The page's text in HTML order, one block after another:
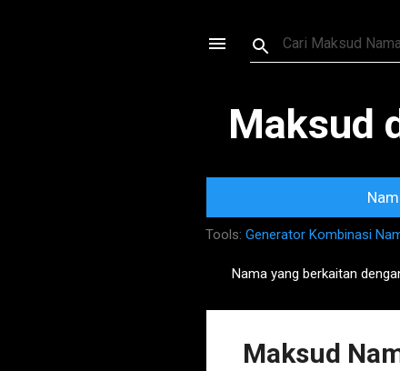
Maksud
Tools: Generator Kombinasi
o
Nama yang berkaitan
Maksud